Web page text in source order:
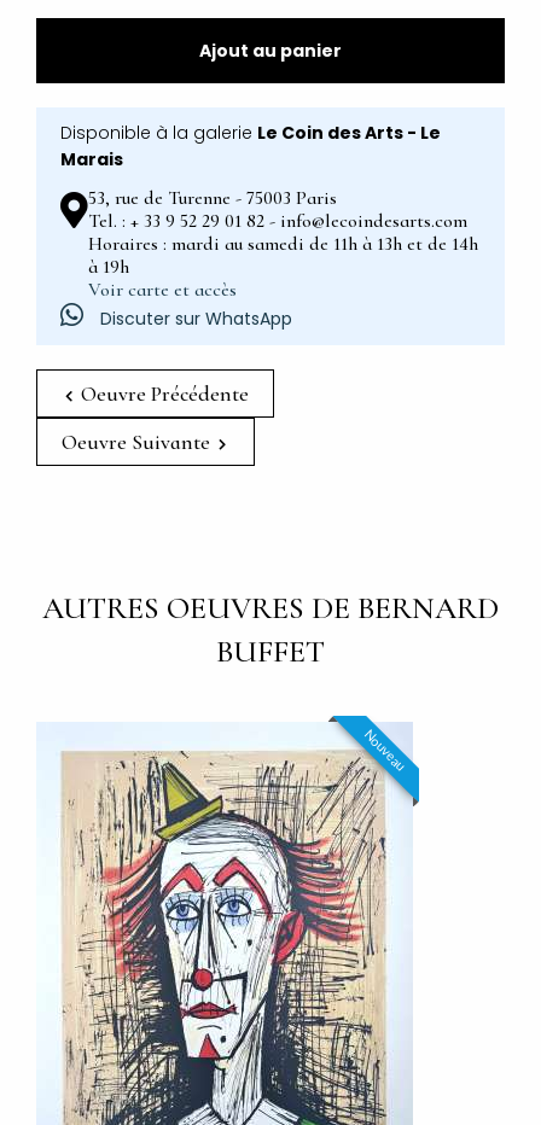
Ajout au panier
Disponible à la galerie Le Coin des Arts - Le
Marais
53, rue de Turenne - 75003 Paris
Tel. : + 33 9 52 29 01 82 - info@lecoindesarts.com
Horaires : mardi au samedi de 11h à 13h et de 14h
à 19h
Voir carte et accès
Discuter sur WhatsApp
Oeuvre Précédente
Oeuvre Suivante
AUTRES OEUVRES DE BERNARD
BUFFET
Nouveau